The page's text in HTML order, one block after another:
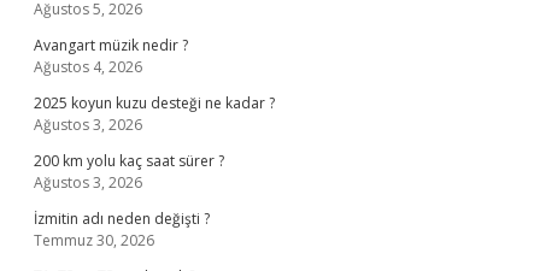
Ağustos 5, 2026
Avangart müzik nedir ?
Ağustos 4, 2026
2025 koyun kuzu desteği ne kadar ?
Ağustos 3, 2026
200 km yolu kaç saat sürer ?
Ağustos 3, 2026
İzmitin adı neden değişti ?
Temmuz 30, 2026